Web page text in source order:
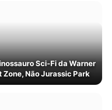
Sci-Fi da Warner
Zone, Não Jurassic Park